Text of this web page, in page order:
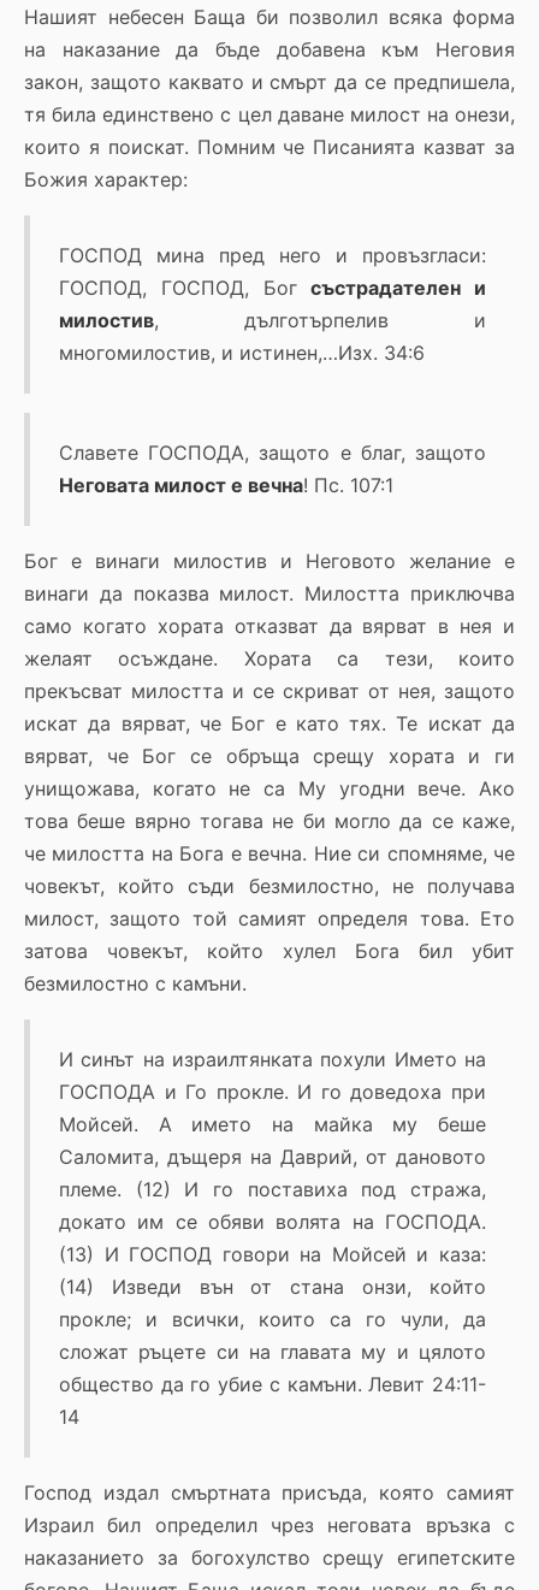
Нашият небесен Баща би позволил всяка форма
на наказание да бъде добавена към Неговия
закон, защото каквато и смърт да се предпишела,
тя била единствено с цел даване милост на онези,
които я поискат. Помним че Писанията казват за
Божия характер:
ГОСПОД мина пред него и провъзгласи:
ГОСПОД, ГОСПОД, Богсъстрадателен и
милостив, дълготърпелив и
многомилостив, и истинен,…Изх. 34:6
Славете ГОСПОДА, защото е благ, защото
Неговата милост е вечна! Пс. 107:1
Бог е винаги милостив и Неговото желание е
винаги да показва милост. Милостта приключва
само когато хората отказват да вярват в нея и
желаят осъждане. Хората са тези, които
прекъсват милостта и се скриват от нея, защото
искат да вярват, че Бог е като тях. Те искат да
вярват, че Бог се обръща срещу хората и ги
унищожава, когато не са Му угодни вече. Ако
това беше вярно тогава не би могло да се каже,
че милостта на Бога е вечна. Ние си спомняме, че
човекът, който съди безмилостно, не получава
милост, защото той самият определя това. Ето
затова човекът, който хулел Бога бил убит
безмилостно с камъни.
И синът на израилтянката похули Името на
ГОСПОДА и Го прокле. И го доведоха при
Мойсей. А името на майка му беше
Саломита, дъщеря на Даврий, от дановото
племе. (12) И го поставиха под стража,
докато им се обяви волята на ГОСПОДА.
(13) И ГОСПОД говори на Мойсей и каза:
(14) Изведи вън от стана онзи, който
прокле; и всички, които са го чули, да
сложат ръцете си на главата му и цялото
общество да го убие с камъни. Левит 24:11-
14
Господ издал смъртната присъда, която самият
Израил бил определил чрез неговата връзка с
наказанието за богохулство срещу египетските